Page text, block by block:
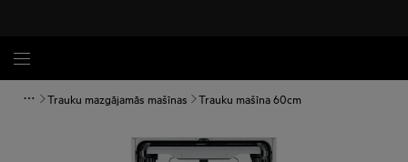
Trauku mazgājamās mašīnas Trauku mašīna 60cm